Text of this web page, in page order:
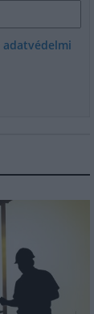
adatvédelmi